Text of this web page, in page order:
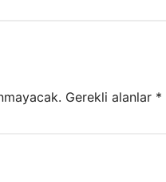
Gerekli alanlar *